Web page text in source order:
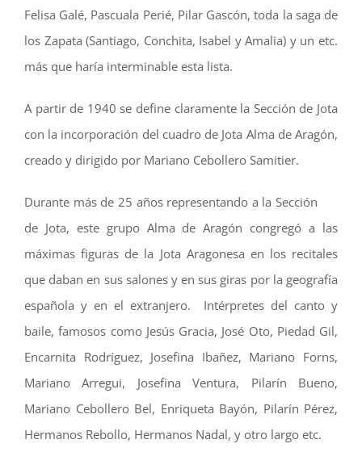
Felisa Galé, Pascuala Perié, Pilar Gascón, toda la saga de
los Zapata (Santiago, Conchita, Isabel y Amalia) y un etc.
más que haría interminable esta lista.
A partir de 1940 se define claramente la Sección de Jota
con la incorporación del cuadro de Jota Alma de Aragón,
creado y dirigido por Mariano Cebollero Samitier.
Durante más de 25 años representando a la Sección
de Jota, este grupo Alma de Aragón congregó a las
máximas figuras de la Jota Aragonesa en los recitales
que daban en sus salones y en sus giras por la geografía
española y en el extranjero. Intérpretes del canto y
baile, famosos como Jesús Gracia, José Oto, Piedad Gil,
Encarnita Rodríguez, Josefina Ibañez, Mariano Forns,
Mariano Arregui, Josefina Ventura, Pilarín Bueno,
Mariano Cebollero Bel, Enriqueta Bayón, Pilarín Pérez,
Hermanos Rebollo, Hermanos Nadal, y otro largo etc.